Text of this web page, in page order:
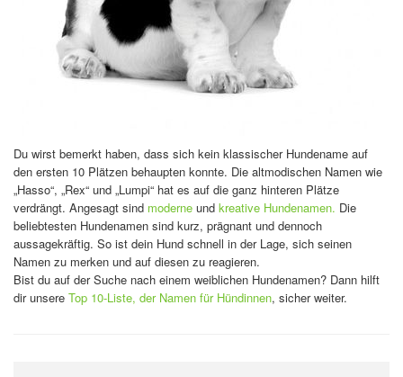
Du wirst bemerkt haben, dass sich kein klassischer Hundename auf
den ersten 10 Plätzen behaupten konnte. Die altmodischen Namen wie
„Hasso“, „Rex“ und „Lumpi“ hat es auf die ganz hinteren Plätze
verdrängt. Angesagt sind moderne und kreative Hundenamen. Die
beliebtesten Hundenamen sind kurz, prägnant und dennoch
aussagekräftig. So ist dein Hund schnell in der Lage, sich seinen
Namen zu merken und auf diesen zu reagieren.
Bist du auf der Suche nach einem weiblichen Hundenamen? Dann hilft
dir unsere Top 10-Liste, der Namen für Hündinnen, sicher weiter.